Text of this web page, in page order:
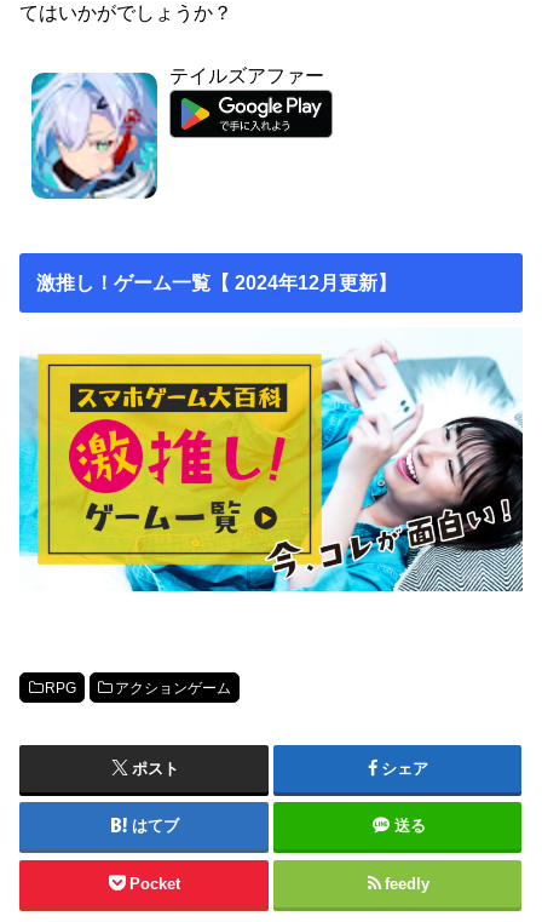
てはいかがでしょうか？
テイルズアファー
激推し！ゲーム一覧【 2024年12月更新】
RPG アクションゲーム
ポスト シェア
はてブ 送る
Pocket feedly